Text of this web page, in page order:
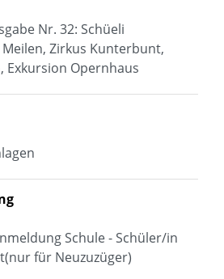
Nr. 32: Schüeli
Zirkus Kunterbunt,
Exkursion Opernhaus
Schule - Schüler/in
für Neuzuzüger)